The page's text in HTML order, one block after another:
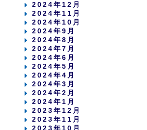
2024年12月
2024年11月
2024年10月
2024年9月
2024年8月
2024年7月
2024年6月
2024年5月
2024年4月
2024年3月
2024年2月
2024年1月
2023年12月
2023年11月
2023年10月